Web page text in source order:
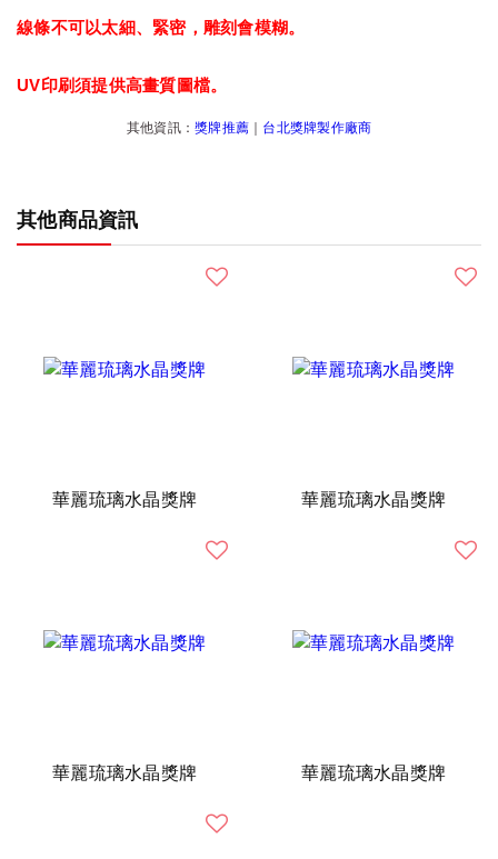
線條不可以太細、緊密，雕刻會模糊。
UV印刷須提供高畫質圖檔。
其他資訊： 獎牌推薦 台北獎牌製作廠商
其他商品資訊
華麗琉璃水晶獎牌 華麗琉璃水晶獎牌
華麗琉璃水晶獎牌 華麗琉璃水晶獎牌